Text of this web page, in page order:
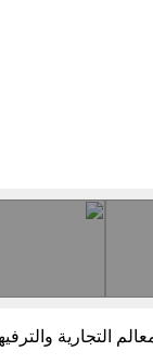
التجارية